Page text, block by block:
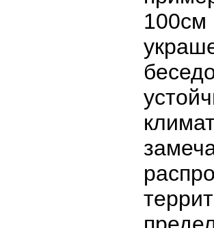
100см